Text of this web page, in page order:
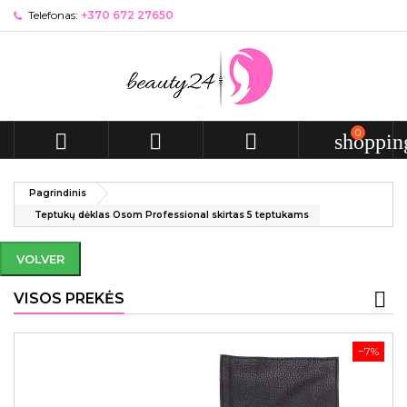
Telefonas: +370 672 27650
   0
Pagrindinis
Teptukų dėklas Osom Professional skirtas 5 teptukams
VOLVER
VISOS PREKĖS
−7%